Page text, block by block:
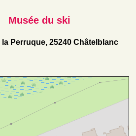
Musée du ski
Perruque, 25240 Châtelblanc